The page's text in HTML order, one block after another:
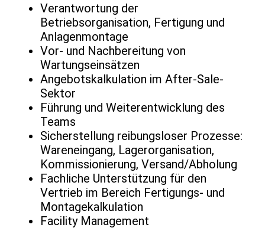
Verantwortung der
Betriebsorganisation, Fertigung und
Anlagenmontage
Vor- und Nachbereitung von
Wartungseinsätzen
Angebotskalkulation im After-Sale-
Sektor
Führung und Weiterentwicklung des
Teams
Sicherstellung reibungsloser Prozesse:
Wareneingang, Lagerorganisation,
Kommissionierung, Versand/Abholung
Fachliche Unterstützung für den
Vertrieb im Bereich Fertigungs- und
Montagekalkulation
Facility Management